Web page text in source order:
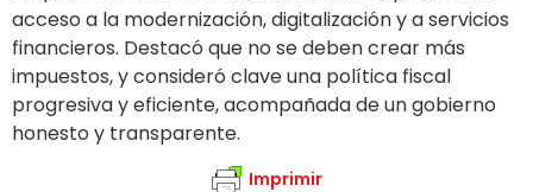
acceso a la modernización, digitalización y a servicios
financieros. Destacó que no se deben crear más
impuestos, y consideró clave una política fiscal
progresiva y eficiente, acompañada de un gobierno
honesto y transparente.
Imprimir